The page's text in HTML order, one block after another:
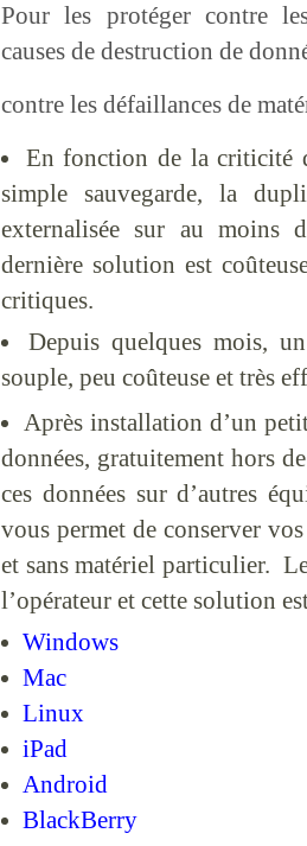
Pour les protéger contre
causes de destruction de
contre les défaillances de
En fonction de la criticité
simple sauvegarde, la
externalisée sur au moins
dernière solution est
critiques.
Depuis quelques mois,
souple, peu coûteuse et très
Après installation d’un
données, gratuitement hors
ces données sur d’autres
vous permet de conserver
et sans matériel particulier.
l’opérateur et cette solution
Windows
Mac
Linux
iPad
Android
BlackBerry